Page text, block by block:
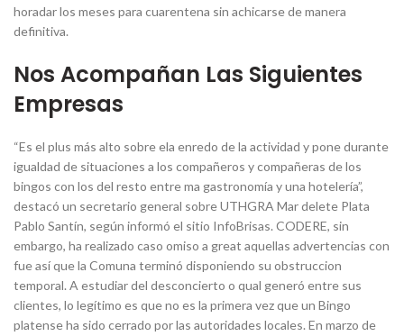
horadar los meses para cuarentena sin achicarse de manera
definitiva.
Nos Acompañan Las Siguientes
Empresas
“Es el plus más alto sobre ela enredo de la actividad y pone durante
igualdad de situaciones a los compañeros y compañeras de los
bingos con los del resto entre ma gastronomía y una hotelería”,
destacó un secretario general sobre UTHGRA Mar delete Plata
Pablo Santín, según informó el sitio InfoBrisas. CODERE, sin
embargo, ha realizado caso omiso a great aquellas advertencias con
fue así que la Comuna terminó disponiendo su obstruccion
temporal. A estudiar del desconcierto o qual generó entre sus
clientes, lo legítimo es que no es la primera vez que un Bingo
platense ha sido cerrado por las autoridades locales. En marzo de